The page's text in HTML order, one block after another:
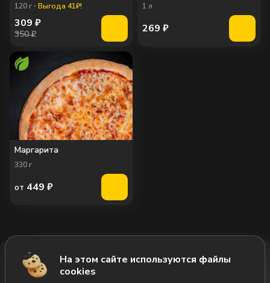
Добавить за 669₽
120 г Выгода 41₽!
309 ₽
350 ₽
1 л
269 ₽
Маргарита
330 г
от 449 ₽
На этом сайте используются файлы
cookies